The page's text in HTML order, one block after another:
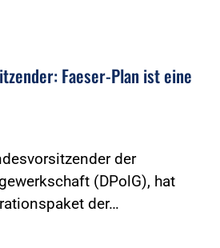
Faeser-Plan ist eine
der
(DPolG), hat
der…